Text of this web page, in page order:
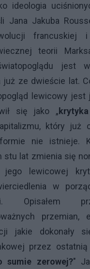
ideologia
Jana Jakuba
francuskiej
teorii
jest
już ze dwieście lat.
lewicowy jest
się jako „
który
nie istnieje.
stu lat zmienia się
jego lewicowej
w
Opisałem
przemian,
jakie dokonały
przez
sumie zerowej?"